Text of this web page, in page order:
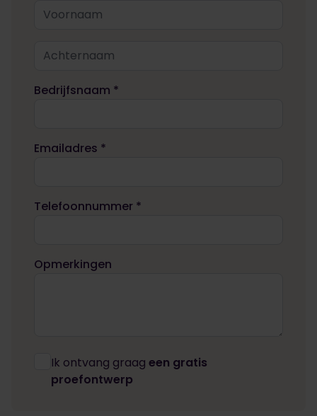
Bedrijfsnaam *
Emailadres *
Telefoonnummer *
Opmerkingen
Ik ontvang graag een gratis
proefontwerp